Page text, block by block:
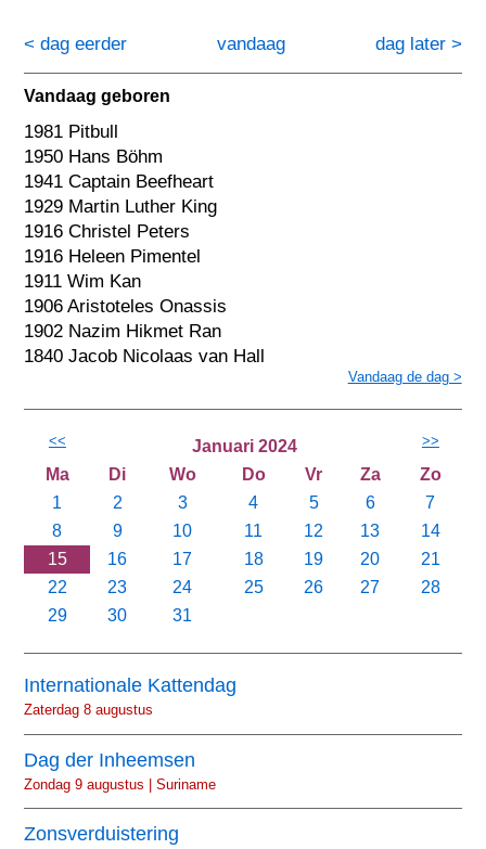
< dag eerder dag later >
vandaag
Vandaag geboren
1981 Pitbull
1950 Hans Böhm
1941 Captain Beefheart
1929 Martin Luther King
1916 Christel Peters
1916 Heleen Pimentel
1911 Wim Kan
1906 Aristoteles Onassis
1902 Nazim Hikmet Ran
1840 Jacob Nicolaas van Hall
Vandaag de dag >
<< Januari 2024 >>
Ma Di Wo Do Vr Za
Zo
1
2 3 4 5 6
7
8
9 10 11 12 13
14
15
16 17 18 19 20
21
22
23 24 25 26 27
28
29
30 31
Internationale Kattendag
Zaterdag 8 augustus
Dag der Inheemsen
Zondag 9 augustus | Suriname
Zonsverduistering